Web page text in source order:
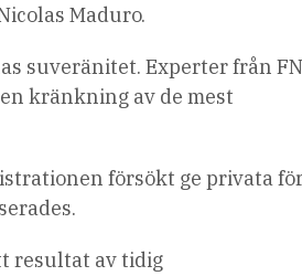
Maduro.
suveränitet. Experter från
kränkning av de mest
försökt ge privata
resultat av tidig